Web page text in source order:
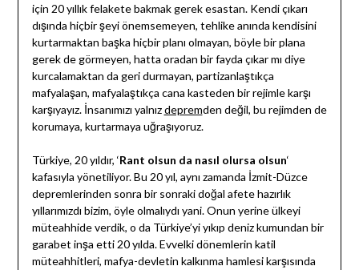
için 20 yıllık felakete bakmak gerek esastan. Kendi çıkarı
dışında hiçbir şeyi önemsemeyen, tehlike anında kendisini
kurtarmaktan başka hiçbir planı olmayan, böyle bir plana
gerek de görmeyen, hatta oradan bir fayda çıkar mı diye
kurcalamaktan da geri durmayan, partizanlaştıkça
mafyalaşan, mafyalaştıkça cana kasteden bir rejimle karşı
karşıyayız. İnsanımızı yalnızdepremden değil, bu rejimden de
korumaya, kurtarmaya uğraşıyoruz.
Türkiye, 20 yıldır, ‘Rant olsun da nasıl olursa olsun‘
kafasıyla yönetiliyor. Bu 20 yıl, aynı zamanda İzmit-Düzce
depremlerinden sonra bir sonraki doğal afete hazırlık
yıllarımızdı bizim, öyle olmalıydı yani. Onun yerine ülkeyi
müteahhide verdik, o da Türkiye’yi yıkıp deniz kumundan bir
garabet inşa etti 20 yılda. Evvelki dönemlerin katil
müteahhitleri, mafya-devletin kalkınma hamlesi karşısında